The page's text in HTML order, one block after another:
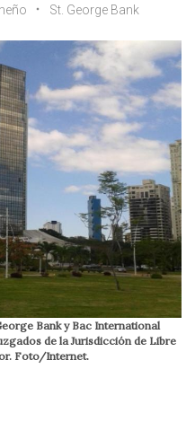
St. George Bank
Bank y Bac International
de la Jurisdicción de Libre
Foto/Internet.